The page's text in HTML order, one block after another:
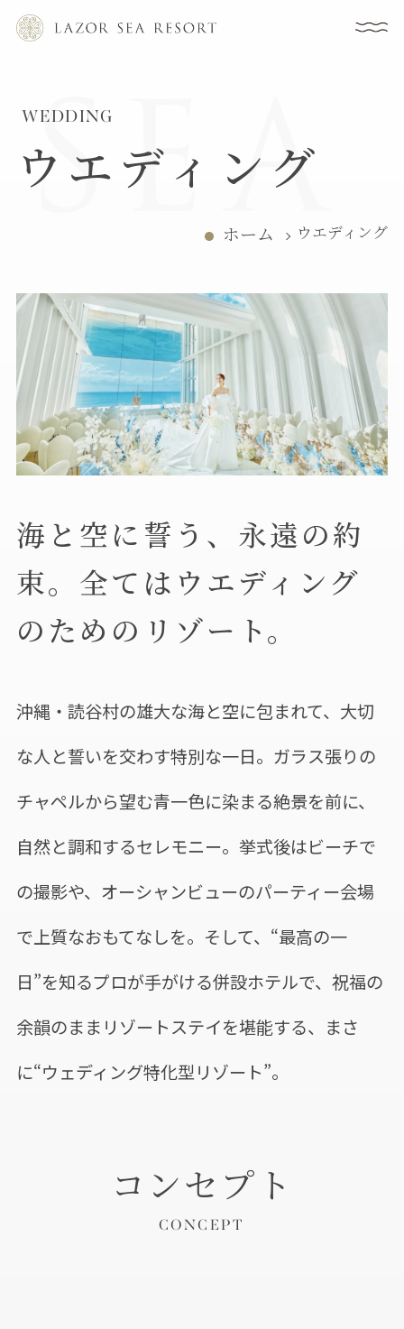
WEDDING
ウエディング
ホーム ウエディング
海と空に誓う、永遠の約
束。 全てはウエディング
のためのリゾート。
沖縄・読谷村の雄大な海と空に包まれて、大切
な人と誓いを交わす特別な一日。ガラス張りの
チャペルから望む青一色に染まる絶景を前に、
自然と調和するセレモニー。挙式後はビーチで
の撮影や、オーシャンビューのパーティー会場
で上質なおもてなしを。そして、“最高の一
日”を知るプロが手がける併設ホテルで、祝福の
余韻のままリゾートステイを堪能する、まさ
に“ウェディング特化型リゾート”。
コンセプト
CONCEPT